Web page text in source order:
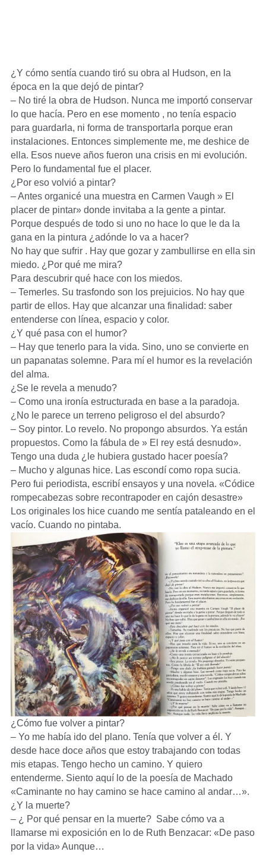
¿Y cómo sentía cuando tiró su obra al Hudson, en la
época en la que dejó de pintar?
– No tiré la obra de Hudson. Nunca me importó conservar
lo que hacía. Pero en ese momento , no tenía espacio
para guardarla, ni forma de transportarla porque eran
instalaciones. Entonces simplemente me, me deshice de
ella. Esos nueve años fueron una crisis en mi evolución.
Pero lo fundamental fue el placer.
¿Por eso volvió a pintar?
– Antes organicé una muestra en Carmen Vaugh » El
placer de pintar» donde invitaba a la gente a pintar.
Porque después de todo si uno no hace lo que le da la
gana en la pintura ¿adónde lo va a hacer?
No hay que sufrir . Hay que gozar y zambullirse en ella sin
miedo. ¿Por qué me mira?
Para descubrir qué hace con los miedos.
– Temerles. Su trasfondo son los prejuicios. No hay que
partir de ellos. Hay que alcanzar una finalidad: saber
entenderse con línea, espacio y color.
¿Y qué pasa con el humor?
– Hay que tenerlo para la vida. Sino, uno se convierte en
un papanatas solemne. Para mí el humor es la revelación
del alma.
¿Se le revela a menudo?
– Como una ironía estructurada en base a la paradoja.
¿No le parece un terreno peligroso el del absurdo?
– Soy pintor. Lo revelo. No propongo absurdos. Ya están
propuestos. Como la fábula de » El rey está desnudo».
Tengo una duda ¿le hubiera gustado hacer poesía?
– Mucho y algunas hice. Las escondí como ropa sucia.
Pero fui periodista, escribí ensayos y una novela. «Códice
rompecabezas sobre recontrapoder en cajón desastre»
Los originales los hice cuando me sentía pataleando en el
vacío. Cuando no pintaba.
¿Cómo fue volver a pintar?
– Yo me había ido del plano. Tenía que volver a él. Y
desde hace doce años que estoy trabajando con todas
mis etapas. Tengo hecho un camino. Y quiero
entenderme. Siento aquí lo de la poesía de Machado
«Caminante no hay camino se hace camino al andar…».
¿Y la muerte?
– ¿ Por qué pensar en la muerte? Sabe cómo va a
llamarse mi exposición en lo de Ruth Benzacar: «De paso
por la vida» Aunque…